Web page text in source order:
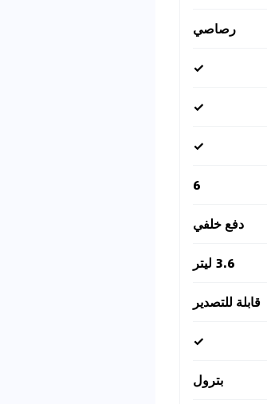
رصاصي
✓
✓
✓
6
دفع خلفي
3.6 ليتر
قابلة للتصدير
✓
بترول